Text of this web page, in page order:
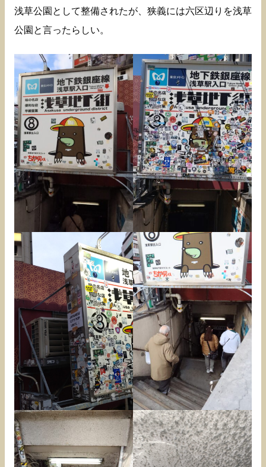
浅草公園として整備されたが、狭義には六区辺りを浅草
公園と言ったらしい。